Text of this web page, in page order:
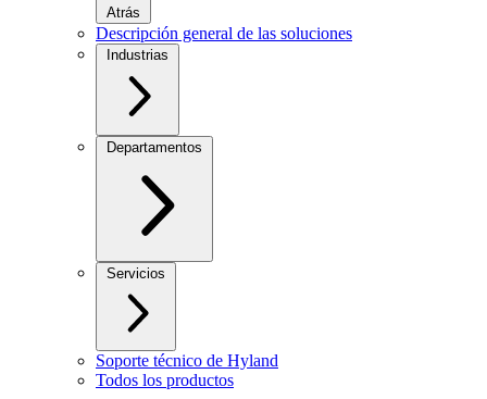
Atrás
Descripción general de las soluciones
Industrias
Departamentos
Servicios
Soporte técnico de Hyland
Todos los productos